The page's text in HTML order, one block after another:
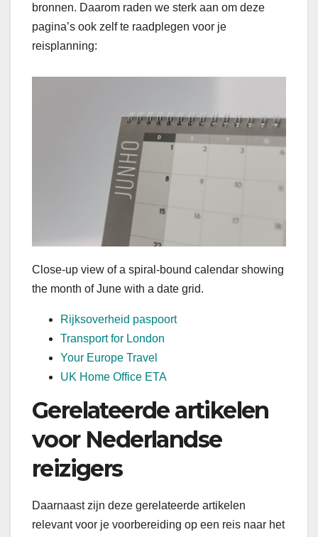
bronnen. Daarom raden we sterk aan om deze
pagina’s ook zelf te raadplegen voor je
reisplanning:
Close-up view of a spiral-bound calendar showing
the month of June with a date grid.
Rijksoverheid paspoort
Transport for London
Your Europe Travel
UK Home Office ETA
Gerelateerde artikelen
voor Nederlandse
reizigers
Daarnaast zijn deze gerelateerde artikelen
relevant voor je voorbereiding op een reis naar het